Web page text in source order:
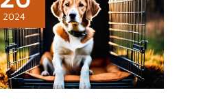
moment, sous un ciel dégagé.
2024